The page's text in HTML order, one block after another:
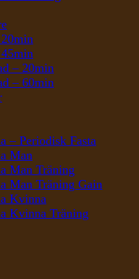
– 20min
– 60min
– Periodisk Fasta
Man
Man Träning
Man Träning Gain
Kvinna
Kvinna Träning